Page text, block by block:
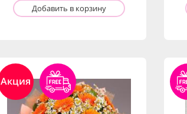
Добавить в корзину
Акция